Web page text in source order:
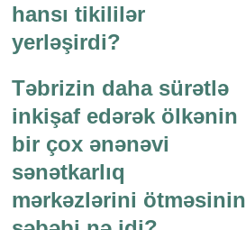
hansı tikililər
yerləşirdi?
Təbrizin daha sürətlə
inkişaf edərək ölkənin
bir çox ənənəvi
sənətkarlıq
mərkəzlərini ötməsinin